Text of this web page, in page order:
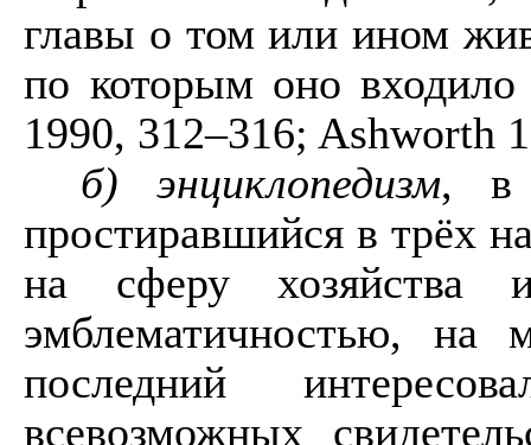
главы о том или ином
по которым оно
1990, 312–316; Ashworth
б) энциклопедизм, в
простиравшийся в трёх
на сферу
эмблематичностью, на
последний
всевозможных